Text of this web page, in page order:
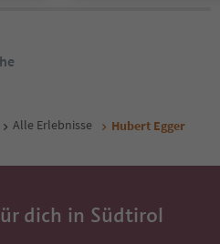
Alle Erlebnisse Hubert Egger
dich in Südtirol